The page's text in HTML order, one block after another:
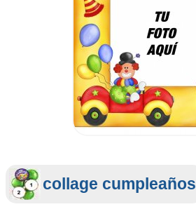
collage cumpleaños